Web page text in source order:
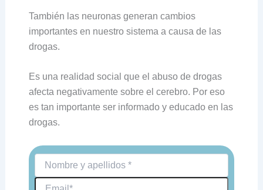
También las neuronas generan cambios
importantes en nuestro sistema a causa de las
drogas.
Es una realidad social que el abuso de drogas
afecta negativamente sobre el cerebro. Por eso
es tan importante ser informado y educado en las
drogas.